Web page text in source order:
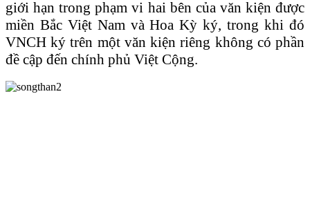
giới hạn trong phạm vi hai bên của văn kiện được
miền Bắc Việt Nam và Hoa Kỳ ký, trong khi đó
VNCH ký trên một văn kiện riêng không có phần
đề cập đến chính phủ Việt Cộng.